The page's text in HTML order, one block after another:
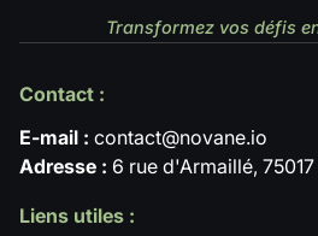
Transformez vos défis
Contact :
E-mail : contact@novane.io
Adresse : 6 rue d'Armaillé,
Liens utiles :